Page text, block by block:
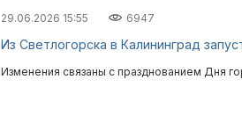
29.06.2026 15:55 6947
Из Светлогорска в Калининград
Изменения связаны с празднованием Дня